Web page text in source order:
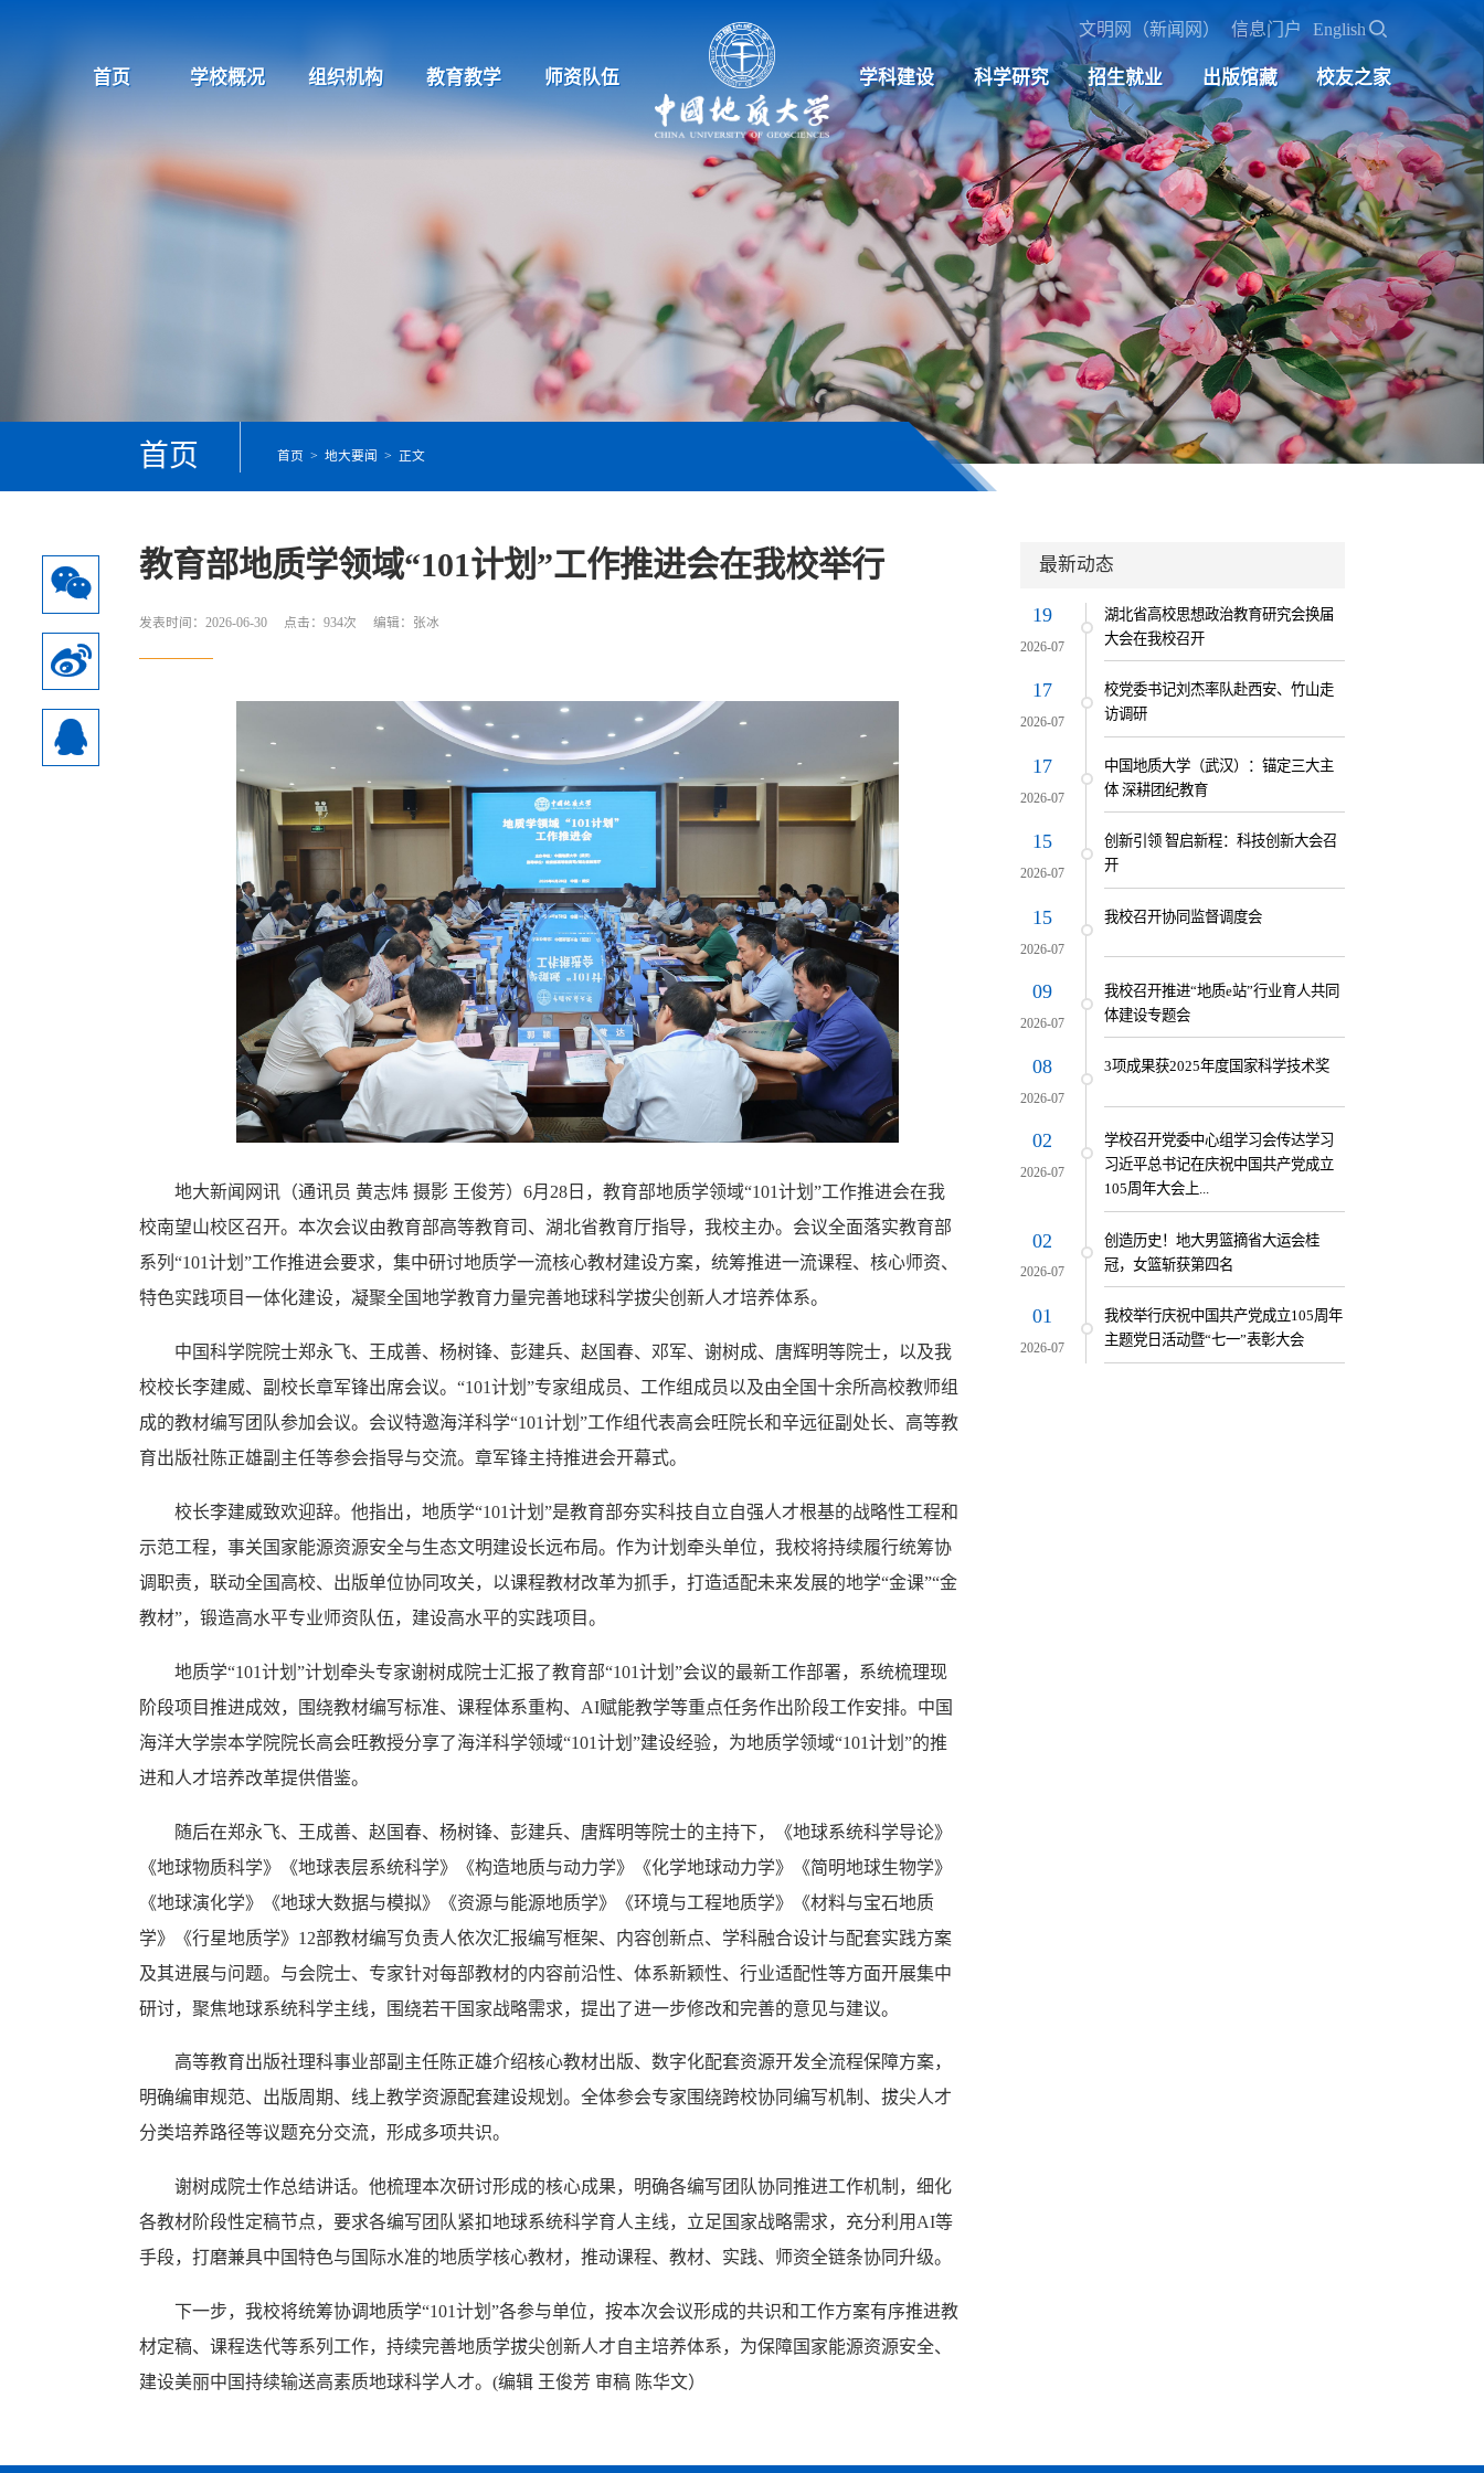
文明网（新闻网） 信息门户 English
高频词搜索：
1 检索2022地大信息
2 检索2022地大信息
检索2022地大信息
4 检索2022地大信息
5 检索2022地大信息
检索2022地大信息
首页 学校概况 组织机构 教育教学 师资队伍 学科建设 科学研究 招生就业 出版馆藏 校友之家
首页 首页 >地大要闻 > 正文
教育部地质学领域“101计划”工作推进会在我校举行
发表时间：2026-06-30 点击： 934次 编辑：张冰
地大新闻网讯（通讯员 黄志炜 摄影 王俊芳）6月28日，教育部地质学领域“101计划”工作推进会在我
校南望山校区召开。本次会议由教育部高等教育司、湖北省教育厅指导，我校主办。会议全面落实教育部
系列“101计划”工作推进会要求，集中研讨地质学一流核心教材建设方案，统筹推进一流课程、核心师资、
特色实践项目一体化建设，凝聚全国地学教育力量完善地球科学拔尖创新人才培养体系。
中国科学院院士郑永飞、王成善、杨树锋、彭建兵、赵国春、邓军、谢树成、唐辉明等院士，以及我
校校长李建威、副校长章军锋出席会议。“101计划”专家组成员、工作组成员以及由全国十余所高校教师组
成的教材编写团队参加会议。会议特邀海洋科学“101计划”工作组代表高会旺院长和辛远征副处长、高等教
育出版社陈正雄副主任等参会指导与交流。章军锋主持推进会开幕式。
校长李建威致欢迎辞。他指出，地质学“101计划”是教育部夯实科技自立自强人才根基的战略性工程和
示范工程，事关国家能源资源安全与生态文明建设长远布局。作为计划牵头单位，我校将持续履行统筹协
调职责，联动全国高校、出版单位协同攻关，以课程教材改革为抓手，打造适配未来发展的地学“金课”“金
教材”，锻造高水平专业师资队伍，建设高水平的实践项目。
地质学“101计划”计划牵头专家谢树成院士汇报了教育部“101计划”会议的最新工作部署，系统梳理现
阶段项目推进成效，围绕教材编写标准、课程体系重构、AI赋能教学等重点任务作出阶段工作安排。中国
海洋大学崇本学院院长高会旺教授分享了海洋科学领域“101计划”建设经验，为地质学领域“101计划”的推
进和人才培养改革提供借鉴。
随后在郑永飞、王成善、赵国春、杨树锋、彭建兵、唐辉明等院士的主持下，《地球系统科学导论》
《地球物质科学》《地球表层系统科学》《构造地质与动力学》《化学地球动力学》《简明地球生物学》
《地球演化学》《地球大数据与模拟》《资源与能源地质学》《环境与工程地质学》《材料与宝石地质
学》《行星地质学》12部教材编写负责人依次汇报编写框架、内容创新点、学科融合设计与配套实践方案
及其进展与问题。与会院士、专家针对每部教材的内容前沿性、体系新颖性、行业适配性等方面开展集中
研讨，聚焦地球系统科学主线，围绕若干国家战略需求，提出了进一步修改和完善的意见与建议。
高等教育出版社理科事业部副主任陈正雄介绍核心教材出版、数字化配套资源开发全流程保障方案，
明确编审规范、出版周期、线上教学资源配套建设规划。全体参会专家围绕跨校协同编写机制、拔尖人才
分类培养路径等议题充分交流，形成多项共识。
谢树成院士作总结讲话。他梳理本次研讨形成的核心成果，明确各编写团队协同推进工作机制，细化
各教材阶段性定稿节点，要求各编写团队紧扣地球系统科学育人主线，立足国家战略需求，充分利用AI等
手段，打磨兼具中国特色与国际水准的地质学核心教材，推动课程、教材、实践、师资全链条协同升级。
下一步，我校将统筹协调地质学“101计划”各参与单位，按本次会议形成的共识和工作方案有序推进教
材定稿、课程迭代等系列工作，持续完善地质学拔尖创新人才自主培养体系，为保障国家能源资源安全、
建设美丽中国持续输送高素质地球科学人才。(编辑 王俊芳 审稿 陈华文）
最新动态
19
2026-07
湖北省高校思想政治教育研究会换届
大会在我校召开
17
2026-07
校党委书记刘杰率队赴西安、竹山走
访调研
17
2026-07
中国地质大学（武汉）：锚定三大主
体 深耕团纪教育
15
2026-07
创新引领 智启新程：科技创新大会召
开
15
2026-07
我校召开协同监督调度会
09
2026-07
我校召开推进“地质e站”行业育人共同
体建设专题会
08
2026-07
3项成果获2025年度国家科学技术奖
02
2026-07
学校召开党委中心组学习会传达学习
习近平总书记在庆祝中国共产党成立
105周年大会上...
02
2026-07
创造历史！地大男篮摘省大运会桂
冠，女篮斩获第四名
01
2026-07
我校举行庆祝中国共产党成立105周年
主题党日活动暨“七一”表彰大会